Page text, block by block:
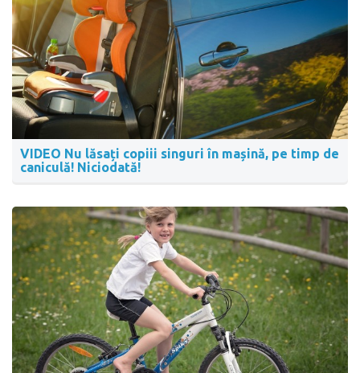
VIDEO Nu lăsați copiii singuri în mașină, pe timp de
caniculă! Niciodată!